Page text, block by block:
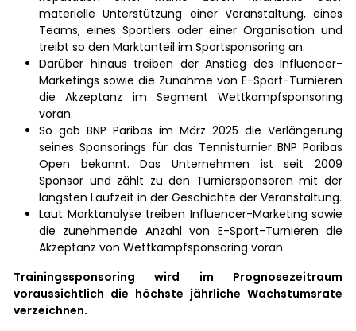
materielle Unterstützung einer Veranstaltung, eines
Teams, eines Sportlers oder einer Organisation und
treibt so den Marktanteil im Sportsponsoring an.
Darüber hinaus treiben der Anstieg des Influencer-
Marketings sowie die Zunahme von E-Sport-Turnieren
die Akzeptanz im Segment Wettkampfsponsoring
voran.
So gab BNP Paribas im März 2025 die Verlängerung
seines Sponsorings für das Tennisturnier BNP Paribas
Open bekannt. Das Unternehmen ist seit 2009
Sponsor und zählt zu den Turniersponsoren mit der
längsten Laufzeit in der Geschichte der Veranstaltung.
Laut Marktanalyse treiben Influencer-Marketing sowie
die zunehmende Anzahl von E-Sport-Turnieren die
Akzeptanz von Wettkampfsponsoring voran.
Trainingssponsoring wird im Prognosezeitraum
voraussichtlich die höchste jährliche Wachstumsrate
verzeichnen.